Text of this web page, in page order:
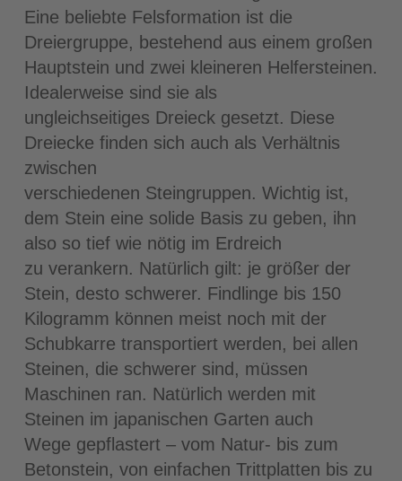
Eine beliebte Felsformation ist die
Dreiergruppe, bestehend aus einem großen
Hauptstein und zwei kleineren Helfersteinen.
Idealerweise sind sie als
ungleichseitiges Dreieck gesetzt. Diese
Dreiecke finden sich auch als Verhältnis
zwischen
verschiedenen Steingruppen. Wichtig ist,
dem Stein eine solide Basis zu geben, ihn
also so tief wie nötig im Erdreich
zu verankern. Natürlich gilt: je größer der
Stein, desto schwerer. Findlinge bis 150
Kilogramm können meist noch mit der
Schubkarre transportiert werden, bei allen
Steinen, die schwerer sind, müssen
Maschinen ran. Natürlich werden mit
Steinen im japanischen Garten auch
Wege gepflastert – vom Natur- bis zum
Betonstein, von einfachen Trittplatten bis zu